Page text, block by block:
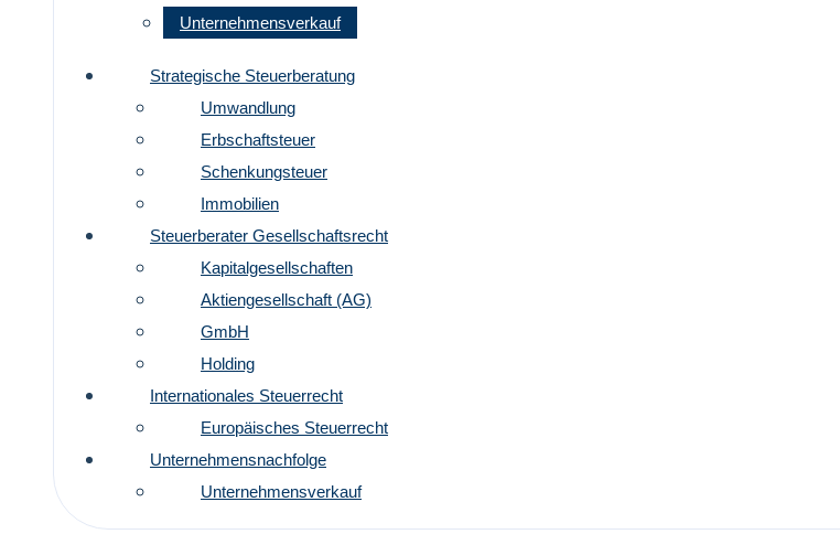
Unternehmensverkauf
Strategische Steuerberatung
Umwandlung
Erbschaftsteuer
Schenkungsteuer
Immobilien
Steuerberater Gesellschaftsrecht
Kapitalgesellschaften
Aktiengesellschaft (AG)
GmbH
Holding
Internationales Steuerrecht
Europäisches Steuerrecht
Unternehmensnachfolge
Unternehmensverkauf